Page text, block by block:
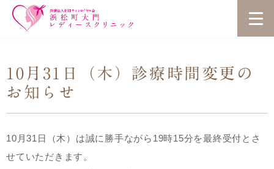
10月31日（木）診療時間変更の
お知らせ
10月31日（木）は誠に勝手ながら19時15分を最終受付とさ
せていただきます。‬